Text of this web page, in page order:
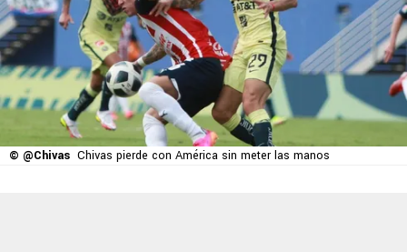
© @Chivas Chivas pierde con América sin meter las manos